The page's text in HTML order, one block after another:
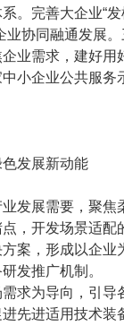
。完善大企业“发
协同融通发展。
企业需求，建好用
小企业公共服务
发展新动能
发展需要，聚焦
， 开发场景适配
案 ，形成以企
发推广机制。
求为导向，引导
先进适用技术装